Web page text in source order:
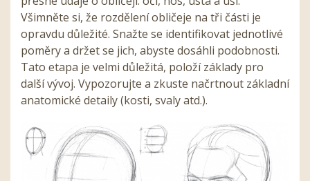
Všimněte si, že rozdělení obličeje na tři části je
opravdu důležité. Snažte se identifikovat jednotlivé
poměry a držet se jich, abyste dosáhli podobnosti.
Tato etapa je velmi důležitá, položí základy pro
další vývoj. Vypozorujte a zkuste načrtnout základní
anatomické detaily (kosti, svaly atd.).